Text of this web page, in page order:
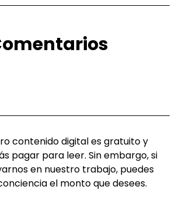
contenido digital es gratuito y
pagar para leer. Sin embargo, si
en nuestro trabajo, puedes
el monto que desees.